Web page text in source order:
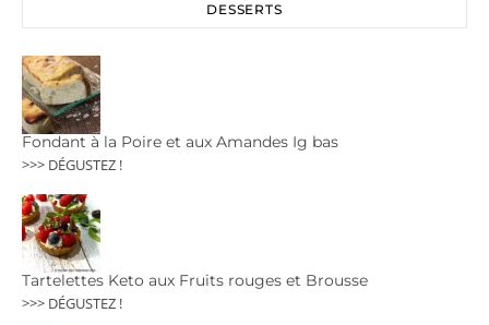
DESSERTS
Fondant à la Poire et aux Amandes Ig bas
>>> DÉGUSTEZ !
Tartelettes Keto aux Fruits rouges et Brousse
>>> DÉGUSTEZ !